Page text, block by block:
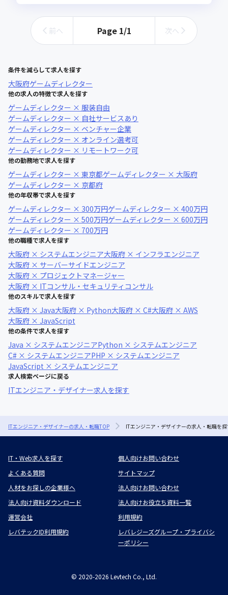
前へ Page 1/1 次へ
条件を減らして求人を探す
大阪府ゲームディレクター
他の求人の特徴で求人を探す
ゲームディレクター × 服装自由
ゲームディレクター × 自社サービスあり
ゲームディレクター × ベンチャー企業
ゲームディレクター × オンライン選考可
ゲームディレクター × リモートワーク可
他の勤務地で求人を探す
ゲームディレクター × 東京都ゲームディレクター × 大阪府
ゲームディレクター × 京都府
他の年収帯で求人を探す
ゲームディレクター × 300万円ゲームディレクター × 400万円
ゲームディレクター × 500万円ゲームディレクター × 600万円
ゲームディレクター × 700万円
他の職種で求人を探す
大阪府 × システムエンジニア大阪府 × インフラエンジニア
大阪府 × サーバーサイドエンジニア
大阪府 × プロジェクトマネージャー
大阪府 × ITコンサル・セキュリティコンサル
他のスキルで求人を探す
大阪府 × Java大阪府 × Python大阪府 × C#大阪府 × AWS
大阪府 × JavaScript
他の条件で求人を探す
Java × システムエンジニアPython × システムエンジニア
C# × システムエンジニアPHP × システムエンジニア
JavaScript × システムエンジニア
求人検索ページに戻る
ITエンジニア・デザイナー求人を探す
ITエンジニア・デザイナーの求人・転職TOP ITエンジニア・デザイナーの求人・転職を
IT・Web求人を探す
個人向けお問い合わせ
よくある質問
サイトマップ
人材をお探しの企業様へ
法人向けお問い合わせ
法人向け資料ダウンロード
法人向けお役立ち資料一覧
運営会社
利用規約
レバテックID利用規約
レバレジーズグループ・プライバシ
ーポリシー
© 2020-2026 Levtech Co., Ltd.